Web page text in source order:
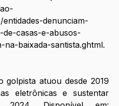
denunciam-
de-casas-e-abusos-
baixada-santista.ghtml.
golpista atuou desde 2019
eletrônicas e sustentar